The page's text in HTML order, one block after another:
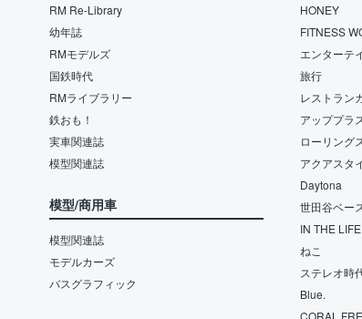
RM Re-Library
幼年誌
RMモデルズ
国鉄時代
RMライブラリー
鉄おも！
実車関連誌
模型関連誌
模型/商用車
模型関連誌
モデルカーズ
バスグラフィック
HONEY
FITNESS
エンターテ
旅行
レストラン
アッププラ
ローリング
アクアスタ
Daytona
世田谷ベー
IN THE LIFE
ねこ
ステレオ時
Blue.
CORAL